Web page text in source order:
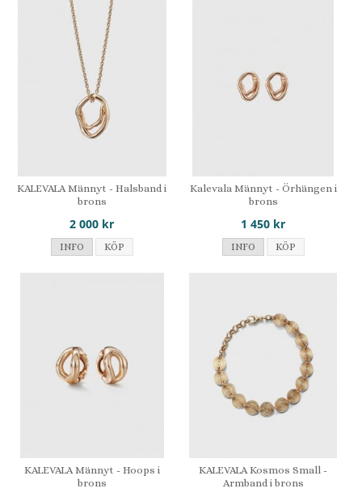
KALEVALA Männyt - Halsband i
brons
2 000 kr
INFO KÖP
Kalevala Männyt - Örhängen i
brons
1 450 kr
INFO KÖP
KALEVALA Männyt - Hoops i
brons
KALEVALA Kosmos Small -
Armband i brons